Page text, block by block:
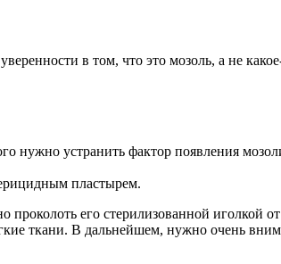
в том, что это мозоль, а не
нужно устранить фактор появления
пластырем.
проколоть его стерилизованной
ткани. В дальнейшем, нужно очень